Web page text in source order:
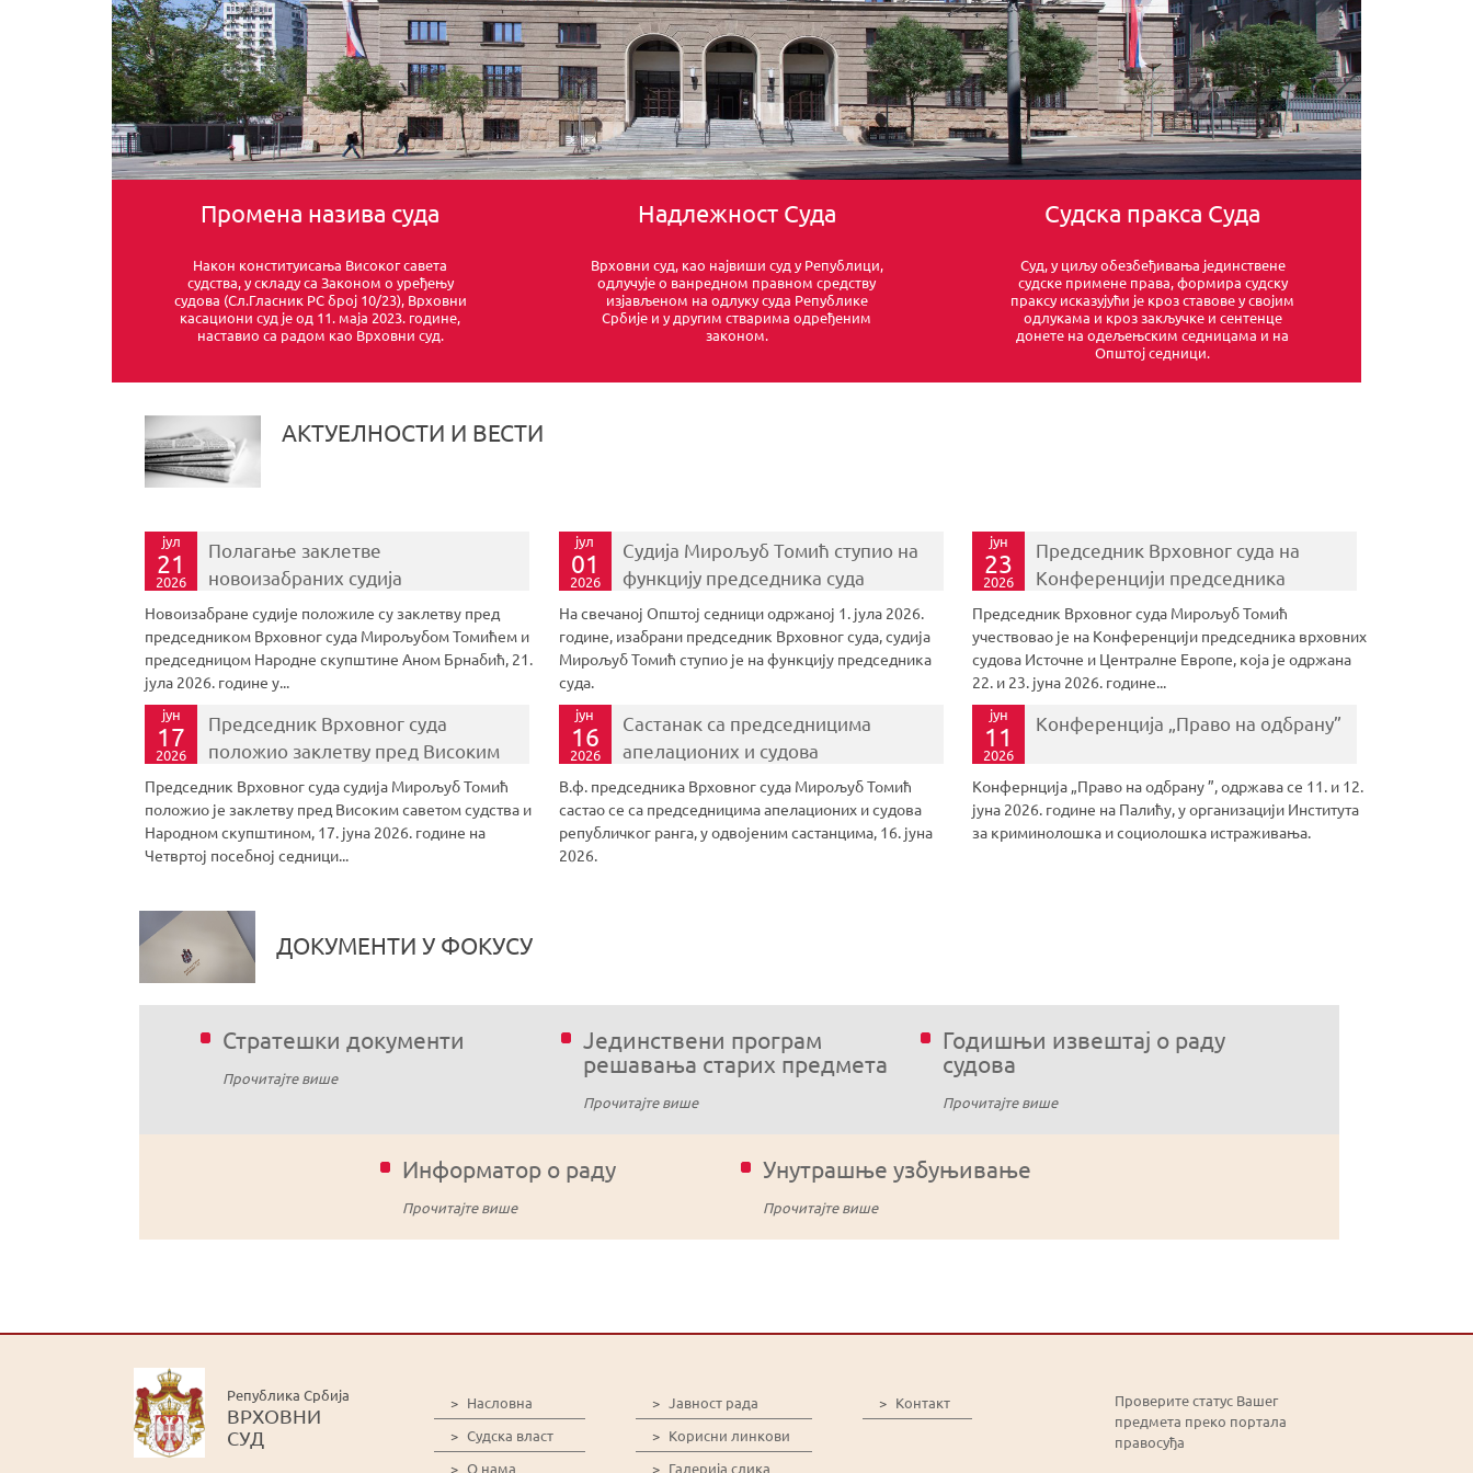
Промена назива суда
Након конституисања Високог савета
судства, у складу са Законом о уређењу
судова (Сл.Гласник РС број 10/23), Врховни
касациони суд je од 11. маја 2023. године,
наставио са радом као Врховни суд.
Надлежност Суда
Врховни суд, као највиши суд у Републици,
одлучује о ванредном правном средству
изјављеном на одлуку суда Републике
Србије и у другим стварима одређеним
законом.
Судска пракса Суда
Суд, у циљу обезбеђивања јединствене
судске примене права, формира судску
праксу исказујући је кроз ставове у својим
одлукама и кроз закључке и сентенце
донете на одељењским седницама и на
Општој седници.
АКТУЕЛНОСТИ И ВЕСТИ
јул
21
2026
Полагање заклетве
новоизабраних судија
Новоизабране судије положиле су заклетву пред
председником Врховног суда Мирољубом Томићем и
председницом Народне скупштине Аном Брнабић, 21.
јула 2026. године у...
јул
01
2026
Судија Мирољуб Томић ступио на
функцију председника суда
На свечаној Општој седници одржаној 1. јула 2026.
године, изабрани председник Врховног суда, судија
Мирољуб Томић ступио је на функцију председника
суда.
јун
23
2026
Председник Врховног суда на
Конференцији председника
врховних судова Источне и
Централне Европе
Председник Врховног суда Мирољуб Томић
учествовао је на Конференцији председника врховних
судова Источне и Централне Европе, која је одржана
22. и 23. јуна 2026. године...
јун
17
2026
Председник Врховног суда
положио заклетву пред Високим
саветом судства и Народном
скупштином
Председник Врховног суда судија Мирољуб Томић
положио је заклетву пред Високим саветом судства и
Народном скупштином, 17. јуна 2026. године на
Четвртој посебној седници...
јун
16
2026
Састанак са председницима
апелационих и судова
републичког ранга
В.ф. председника Врховног суда Мирољуб Томић
састао се са председницима апелационих и судова
републичког ранга, у одвојеним састанцима, 16. јуна
2026.
јун
11
2026
Конференција „Право на одбрану”
Конфернција „Право на одбрану ”, одржава се 11. и 12.
јуна 2026. године на Палићу, у организацији Института
за криминолошка и социолошка истраживања.
ДОКУМЕНТИ У ФОКУСУ
Стратешки документи
Прочитајте више
Јединствени програм
решавања старих предмета
Прочитајте више
Годишњи извештај о раду
судова
Прочитајте више
Информатор о раду
Прочитајте више
Унутрашње узбуњивање
Прочитајте више
Република Србија
ВРХОВНИ
СУД
> Насловна
> Судска власт
> О нама
> Јавност рада
> Корисни линкови
> Галерија слика
> Контакт
Проверите статус Вашег
предмета преко портала
правосуђа